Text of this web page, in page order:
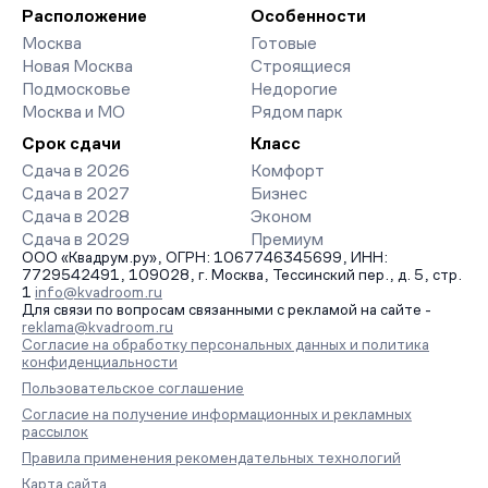
организует просмотр и поможет одобрить ипотеку по
минимальной ставке. Чтобы зафиксировать цену, оставьте
заявку на обратный звонок.
Расположение
Москва
Новая Москва
Подмосковье
Москва и МО
Особенности
Готовые
Строящиеся
Недорогие
Рядом парк
Срок сдачи
Сдача в 2026
Сдача в 2027
Сдача в 2028
Сдача в 2029
Класс
Комфорт
Бизнес
Эконом
Премиум
ООО «Квадрум.ру», ОГРН: 1067746345699, ИНН:
7729542491, 109028, г. Москва, Тессинский пер., д. 5, стр.
1 info@kvadroom.ru
Для связи по вопросам связанными с рекламой на сайте -
reklama@kvadroom.ru
Согласие на обработку персональных данных и политика
конфиденциальности
Пользовательское соглашение
Согласие на получение информационных и рекламных
рассылок
Правила применения рекомендательных технологий
Карта сайта